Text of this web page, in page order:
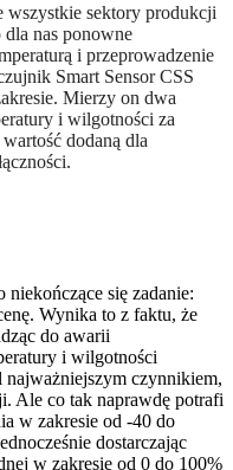
wszystkie sektory produkcji
dla nas ponowne
i przeprowadzenie
Smart Sensor CSS
Mierzy on dwa
i wilgotności za
dodaną dla
się zadanie:
Wynika to z faktu, że
do awarii
i wilgotności
najważniejszym czynnikiem,
Ale co tak naprawdę potrafi
w zakresie od -40 do
dostarczając
w zakresie od 0 do 100%